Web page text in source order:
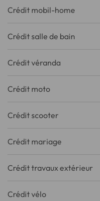
Crédit mobil-home
Crédit salle de bain
Crédit véranda
Crédit moto
Crédit scooter
Crédit mariage
Crédit travaux extérieur
Crédit vélo